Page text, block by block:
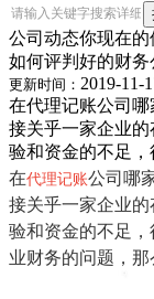
公司动态你现在的
如何评判好的财务
更新时间： 2019-11-
在代理记账公司
接关乎一家企业
验和资金的不足，
在代理记账公司哪
接关乎一家企业
验和资金的不足，
业财务的问题，